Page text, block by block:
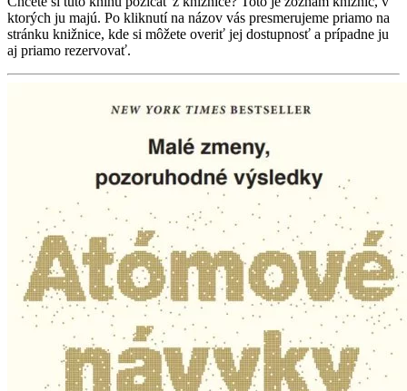
ktorých ju majú. Po kliknutí na názov vás presmerujeme priamo na
stránku knižnice, kde si môžete overiť jej dostupnosť a prípadne ju
aj priamo rezervovať.